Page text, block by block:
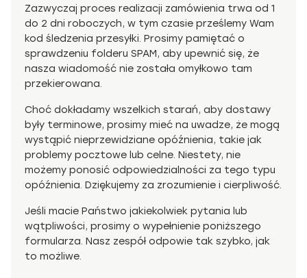
Zazwyczaj proces realizacji zamówienia trwa od 1
do 2 dni roboczych, w tym czasie prześlemy Wam
kod śledzenia przesyłki. Prosimy pamiętać o
sprawdzeniu folderu SPAM, aby upewnić się, że
nasza wiadomość nie została omyłkowo tam
przekierowana.
Choć dokładamy wszelkich starań, aby dostawy
były terminowe, prosimy mieć na uwadze, że mogą
wystąpić nieprzewidziane opóźnienia, takie jak
problemy pocztowe lub celne. Niestety, nie
możemy ponosić odpowiedzialności za tego typu
opóźnienia. Dziękujemy za zrozumienie i cierpliwość.
Jeśli macie Państwo jakiekolwiek pytania lub
wątpliwości, prosimy o wypełnienie poniższego
formularza. Nasz zespół odpowie tak szybko, jak
to możliwe.